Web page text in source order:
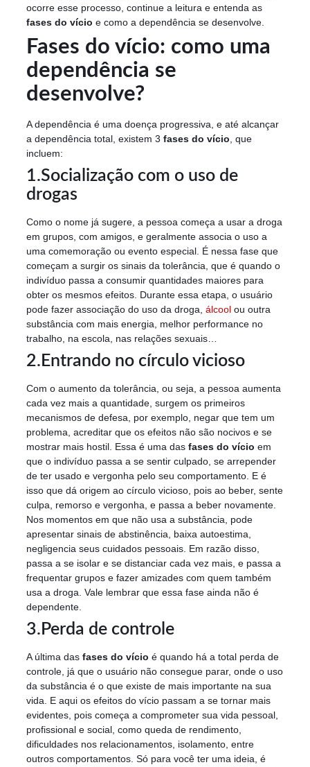
ocorre esse processo, continue a leitura e entenda as
fases do vício e como a dependência se desenvolve.
Fases do vício: como uma
dependência se
desenvolve?
A dependência é uma doença progressiva, e até alcançar
a dependência total, existem 3 fases do vício, que
incluem:
1.Socialização com o uso de
drogas
Como o nome já sugere, a pessoa começa a usar a droga
em grupos, com amigos, e geralmente associa o uso a
uma comemoração ou evento especial. É nessa fase que
começam a surgir os sinais da tolerância, que é quando o
indivíduo passa a consumir quantidades maiores para
obter os mesmos efeitos. Durante essa etapa, o usuário
pode fazer associação do uso da droga, álcool ou outra
substância com mais energia, melhor performance no
trabalho, na escola, nas relações sexuais…
2.Entrando no círculo vicioso
Com o aumento da tolerância, ou seja, a pessoa aumenta
cada vez mais a quantidade, surgem os primeiros
mecanismos de defesa, por exemplo, negar que tem um
problema, acreditar que os efeitos não são nocivos e se
mostrar mais hostil. Essa é uma das fases do vício em
que o indivíduo passa a se sentir culpado, se arrepender
de ter usado e vergonha pelo seu comportamento. E é
isso que dá origem ao círculo vicioso, pois ao beber, sente
culpa, remorso e vergonha, e passa a beber novamente.
Nos momentos em que não usa a substância, pode
apresentar sinais de abstinência, baixa autoestima,
negligencia seus cuidados pessoais. Em razão disso,
passa a se isolar e se distanciar cada vez mais, e passa a
frequentar grupos e fazer amizades com quem também
usa a droga. Vale lembrar que essa fase ainda não é
dependente.
3.Perda de controle
A última das fases do vício é quando há a total perda de
controle, já que o usuário não consegue parar, onde o uso
da substância é o que existe de mais importante na sua
vida. E aqui os efeitos do vício passam a se tornar mais
evidentes, pois começa a comprometer sua vida pessoal,
profissional e social, como queda de rendimento,
dificuldades nos relacionamentos, isolamento, entre
outros comportamentos. Só para você ter uma ideia, é